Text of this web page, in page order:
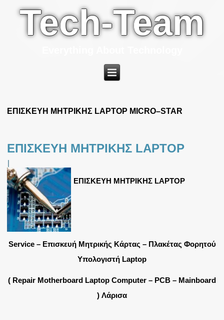
Tech-Team
ΕΠΙΣΚΕΥΗ ΜΗΤΡΙΚΗΣ LAPTOP MICRO–STAR
ΕΠΙΣΚΕΥΗ ΜΗΤΡΙΚΗΣ LAPTOP
|
ΕΠΙΣΚΕΥΗ ΜΗΤΡΙΚΗΣ LAPTOP
Service – Επισκευή Μητρικής Κάρτας – Πλακέτας Φορητού
Υπολογιστή Laptop
( Repair Motherboard Laptop Computer – PCB – Mainboard
) Λάρισα